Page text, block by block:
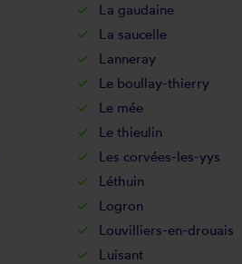
La gaudaine
La saucelle
Lanneray
Le boullay-thierry
Le mée
Le thieulin
Les corvées-les-yys
Léthuin
Logron
Louvilliers-en-drouais
Luisant